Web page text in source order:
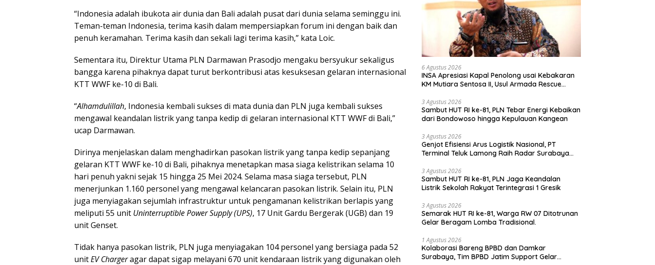
“Indonesia adalah ibukota air dunia dan Bali adalah pusat dari dunia selama seminggu ini.
Teman-teman Indonesia, terima kasih dalam mempersiapkan forum ini dengan baik dan
penuh keramahan. Terima kasih dan sekali lagi terima kasih,” kata Loic.
Sementara itu, Direktur Utama PLN Darmawan Prasodjo mengaku bersyukur sekaligus
bangga karena pihaknya dapat turut berkontribusi atas kesuksesan gelaran internasional
KTT WWF ke-10 di Bali.
“Alhamdulillah, Indonesia kembali sukses di mata dunia dan PLN juga kembali sukses
mengawal keandalan listrik yang tanpa kedip di gelaran internasional KTT WWF di Bali,”
ucap Darmawan.
Dirinya menjelaskan dalam menghadirkan pasokan listrik yang tanpa kedip sepanjang
gelaran KTT WWF ke-10 di Bali, pihaknya menetapkan masa siaga kelistrikan selama 10
hari penuh yakni sejak 15 hingga 25 Mei 2024. Selama masa siaga tersebut, PLN
menerjunkan 1.160 personel yang mengawal kelancaran pasokan listrik. Selain itu, PLN
juga menyiagakan sejumlah infrastruktur untuk pengamanan kelistrikan berlapis yang
meliputi 55 unit Uninterruptible Power Supply (UPS), 17 Unit Gardu Bergerak (UGB) dan 19
unit Genset.
Tidak hanya pasokan listrik, PLN juga menyiagakan 104 personel yang bersiaga pada 52
unitEV Chargeragar dapat sigap melayani 670 unit kendaraan listrik yang digunakan oleh
6 Agustus 2026
INSA Apresiasi Kapal Penolong usai Kebakaran
KM Mutiara Sentosa II, Usul Armada Rescue
3 Agustus 2026
Sambut HUT RI ke-81, PLN Tebar Energi Kebaikan
dari Bondowoso hingga Kepulauan Kangean
3 Agustus 2026
Genjot Efisiensi Arus Logistik Nasional, PT
Terminal Teluk Lamong Raih Radar Surabaya
3 Agustus 2026
Sambut HUT RI ke-81, PLN Jaga Keandalan
Listrik Sekolah Rakyat Terintegrasi 1 Gresik
3 Agustus 2026
Semarak HUT RI ke-81, Warga RW 07 Ditotrunan
Gelar Beragam Lomba Tradisional.
1 Agustus 2026
Kolaborasi Bareng BPBD dan Damkar
Surabaya, Tim BPBD Jatim Support Gelar